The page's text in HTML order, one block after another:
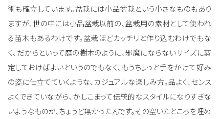
術も確立しています。盆栽には小品盆栽という小さなものもあり
ますが、世の中には小品盆栽以前の、盆栽用の素材として使われ
る苗木もあるわけです。盆栽ほどカッチリと作り込むわけでもな
く、だからといって庭の樹木のように、邪魔にならないサイズに剪
定しておけばよいというのでもなく、もうちょっと手をかけて好み
の姿に仕立てていくような、カジュアルな楽しみ方。品よく、センス
よくできていながら、かしこまって伝統的なスタイルになりすぎな
いようなものが、ちょうど無かったんです。その空いたところを埋め